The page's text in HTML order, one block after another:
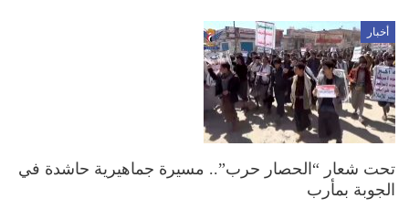
أخبار
تحت شعار “الحصار حرب”.. مسيرة جماهيرية حاشدة في
الجوبة بمأرب